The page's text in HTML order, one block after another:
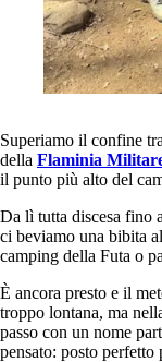
Superiamo il confine
della Flaminia
il punto più alto del
Da lì tutta discesa fino
ci beviamo una bibita
camping della Futa o
È ancora presto e il
troppo lontana, ma
passo con un nome
pensato: posto perfetto